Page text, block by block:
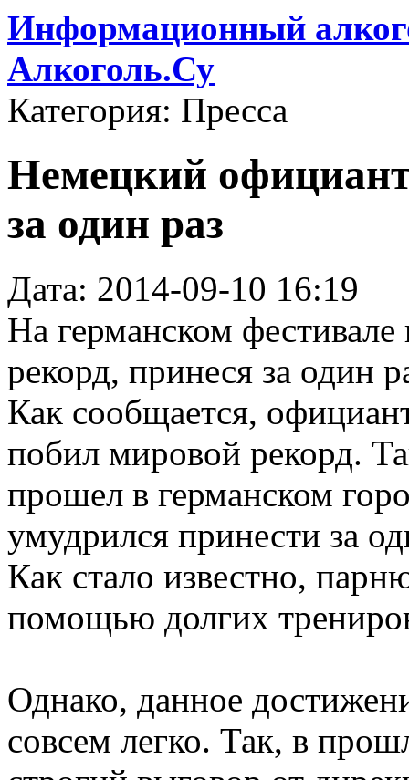
Информационный
Алкоголь.Су
Категория: Пресса
Немецкий
за один раз
Дата: 2014-09-10 16:19
На германском
рекорд, принеся за один
Как сообщается,
побил мировой рекорд.
прошел в германском
умудрился принести за
Как стало известно,
помощью долгих
Однако, данное
совсем легко. Так, в